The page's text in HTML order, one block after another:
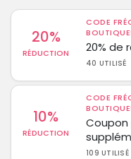
20%
RÉDUCTION
CODE
20% de
40 UTILISÉ
10%
RÉDUCTION
CODE
109 UTILISÉ